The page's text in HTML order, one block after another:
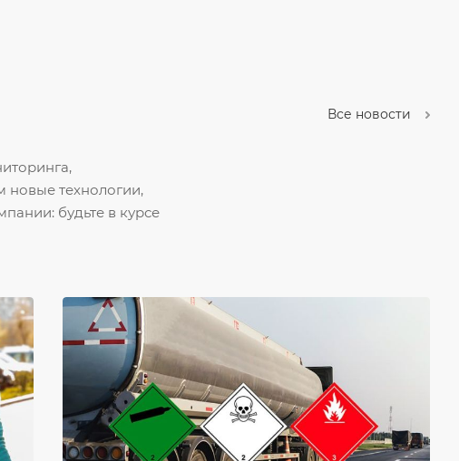
Все новости
новые технологии,
будьте в курсе